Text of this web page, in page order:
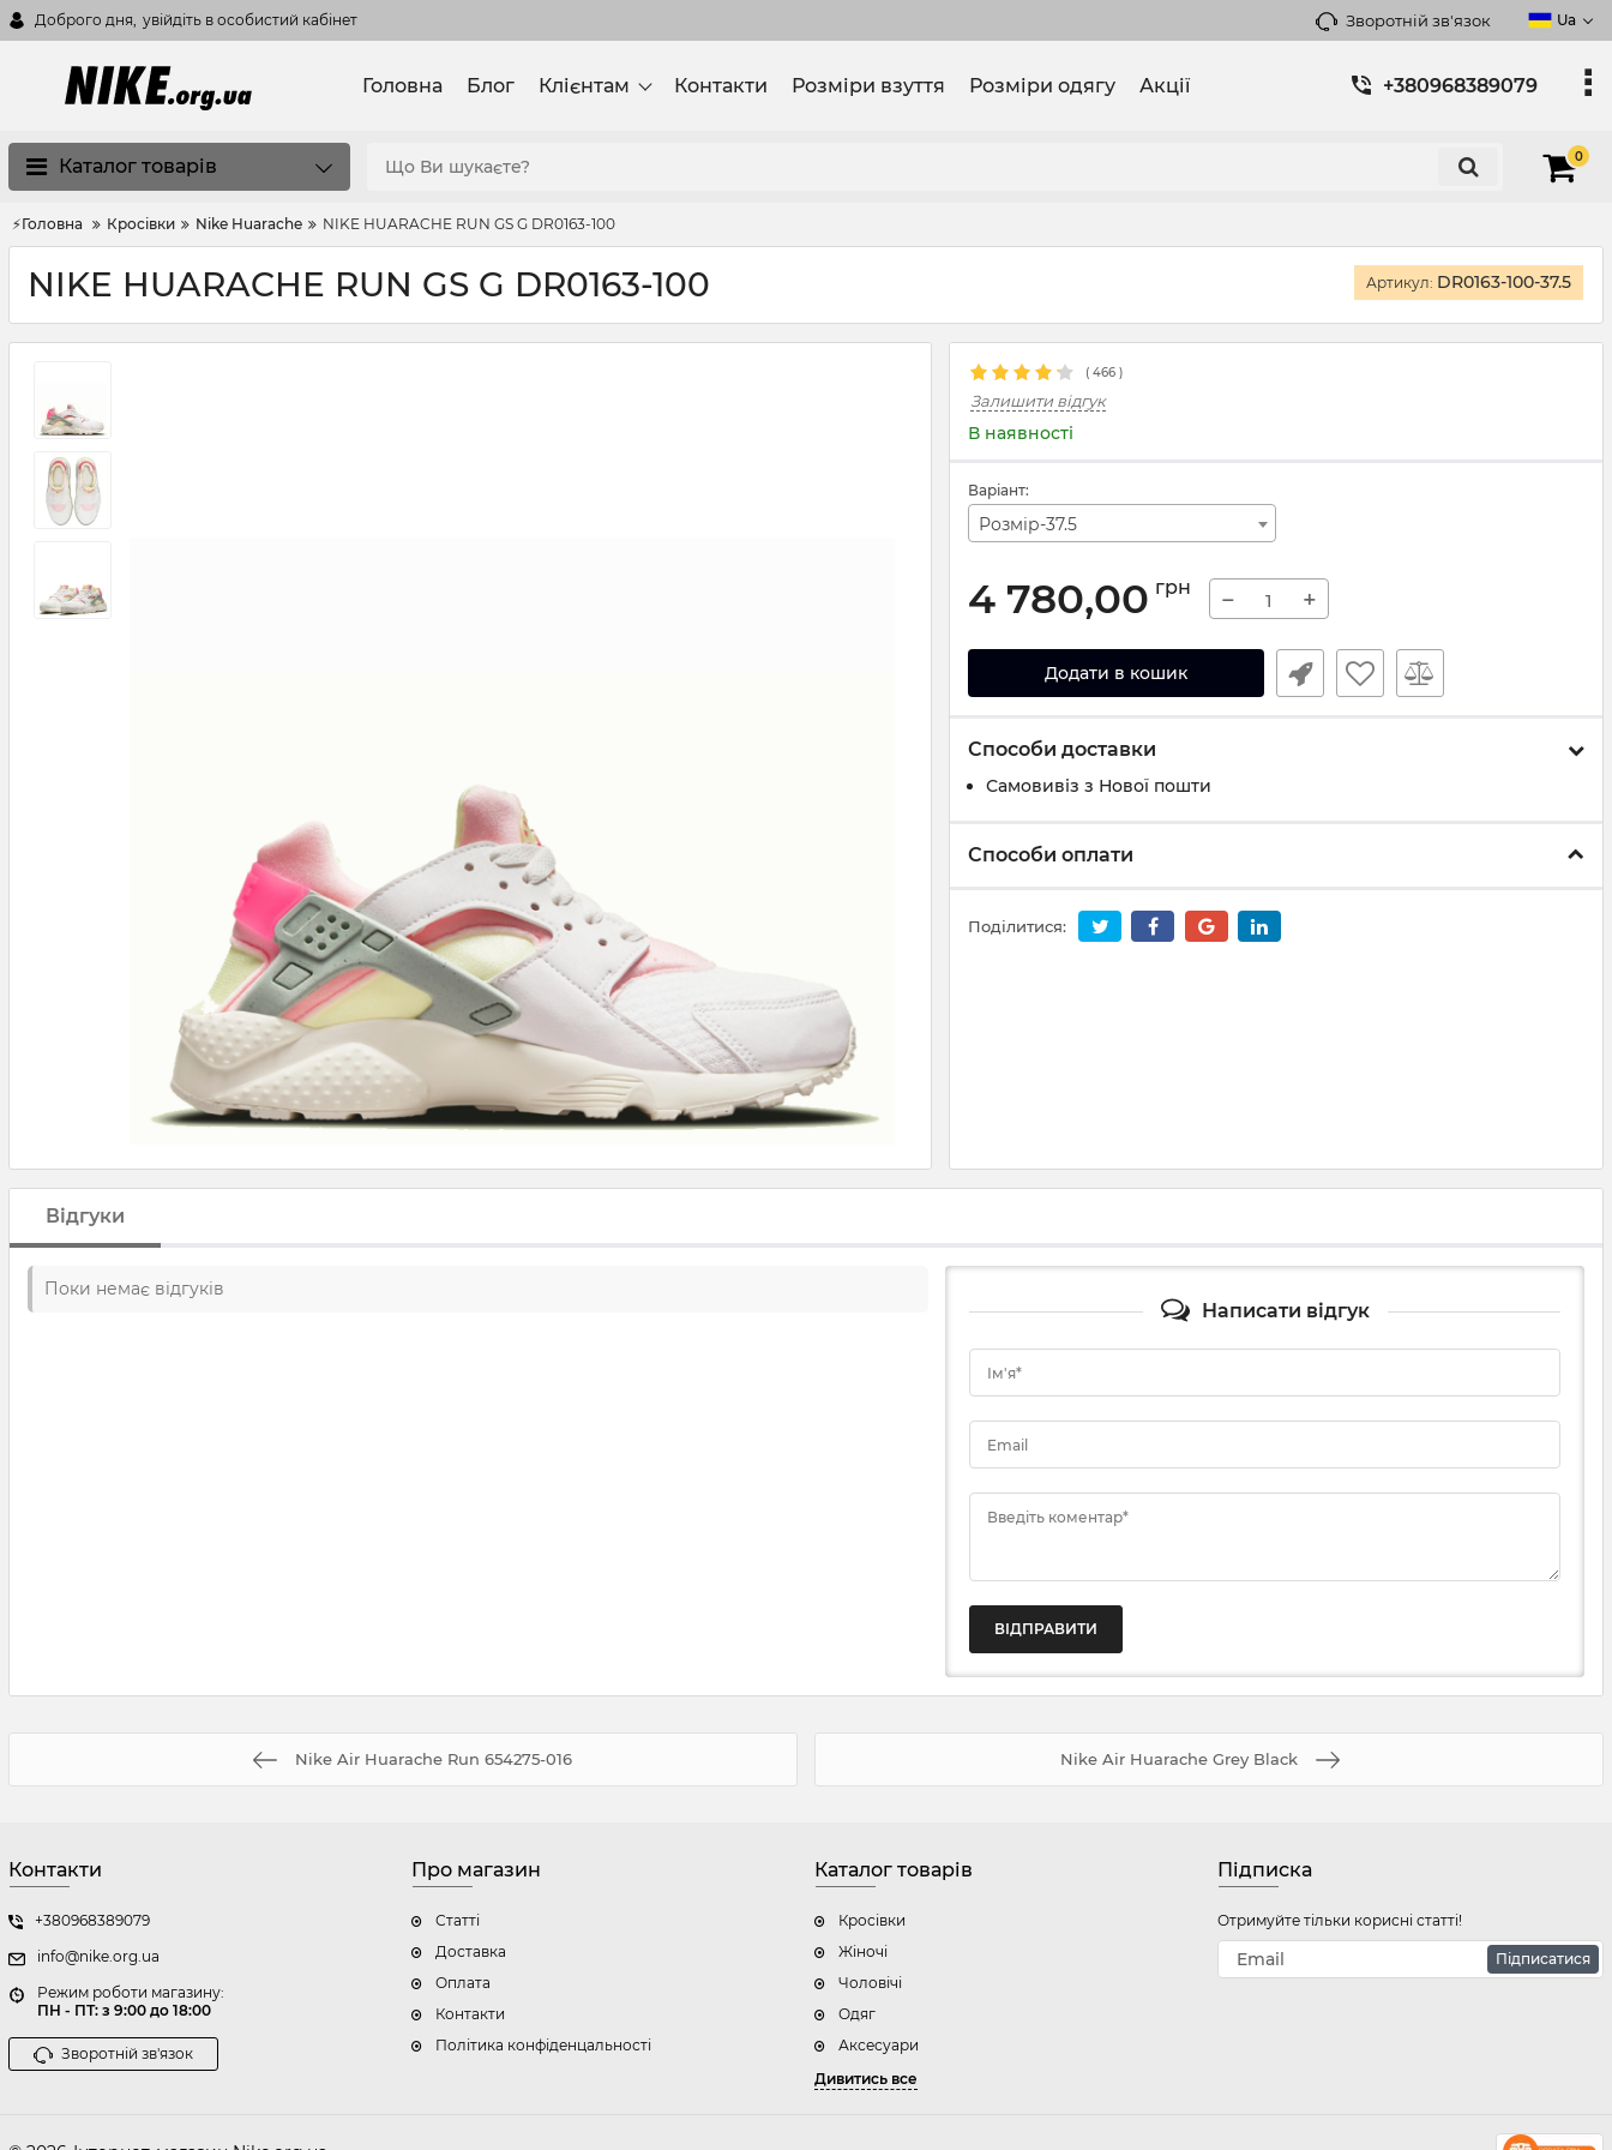
Доброго дня, увійдіть в особистий кабінет Зворотній зв'язок Ua
Головна Блог Клієнтам Контакти Розміри взуття Розміри одягу Акції +380968389079
Каталог товарів 0
⚡Головна Кросівки Nike Huarache NIKE HUARACHE RUN GS G DR0163-100
NIKE HUARACHE RUN GS G DR0163-100 Артикул: DR0163-100-37.5
( 466 )
Залишити відгук
В наявності
Варіант:
Розмір-37.5
4 780,00 грн − +
Додати в кошик
Способи доставки
Самовивіз з Нової пошти
Способи оплати
Поділитися:
Відгуки
Поки немає відгуків
Написати відгук
Ім'я*
Email
Введіть коментар*
Nike Air Huarache Run 654275-016 Nike Air Huarache Grey Black
Контакти
+380968389079
info@nike.org.ua
Режим роботи магазину:
ПН - ПТ: з 9:00 до 18:00
Зворотній зв'язок
Про магазин
Статті
Доставка
Оплата
Контакти
Політика конфіденцальності
Каталог товарів
Кросівки
Жіночі
Чоловічі
Одяг
Аксесуари
Дивитись все
Підписка
Отримуйте тільки корисні статті!
Підписатися